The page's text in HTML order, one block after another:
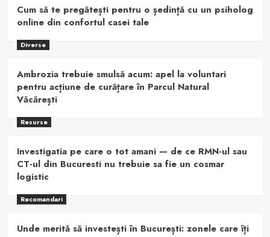
Cum să te pregătești pentru o ședință cu un psiholog
online din confortul casei tale
Diverse
Ambrozia trebuie smulsă acum: apel la voluntari
pentru acțiune de curățare în Parcul Natural
Văcărești
Resurse
Investigatia pe care o tot amani — de ce RMN-ul sau
CT-ul din Bucuresti nu trebuie sa fie un cosmar
logistic
Recomandari
Unde merită să investești în București: zonele care îți